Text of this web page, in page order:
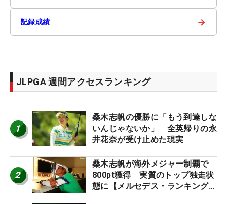
記録成績 →
JLPGA 週間アクセスランキング
1
桑木志帆の優勝に「もう到達しな
いんじゃないか」 全英帰りの永
井花奈が受け止めた現実
2
桑木志帆が海外メジャー制覇で
800pt獲得 実質のトップ独走状
態に【メルセデス・ランキング番